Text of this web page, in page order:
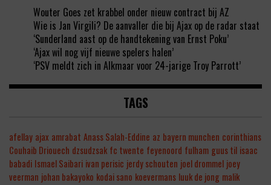
Wouter Goes zet krabbel onder nieuw contract bij AZ
Wie is Jan Virgili? De aanvaller die bij Ajax op de radar staat
‘Sunderland aast op de handtekening van Ernst Poku’
‘Ajax wil nog vijf nieuwe spelers halen’
‘PSV meldt zich in Alkmaar voor 24-jarige Troy Parrott’
TAGS
afellay ajax amrabat Anass Salah-Eddine az bayern munchen corinthians
Couhaib Driouech dzsudzsak fc twente feyenoord fulham guus til isaac
babadi Ismael Saibari ivan perisic jerdy schouten joel drommel joey
veerman johan bakayoko kodai sano koevermans luuk de jong malik